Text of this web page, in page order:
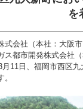
を
会社（本社：大阪
ス都市開発株式会社
11日、福岡市西区